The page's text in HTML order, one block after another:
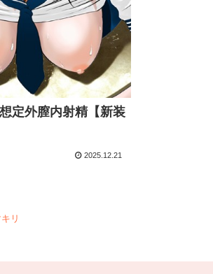
定外膣内射精【新装
2025.12.21
リ